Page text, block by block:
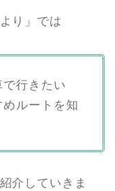
り」では
行きたい
ルートを知
介していきま